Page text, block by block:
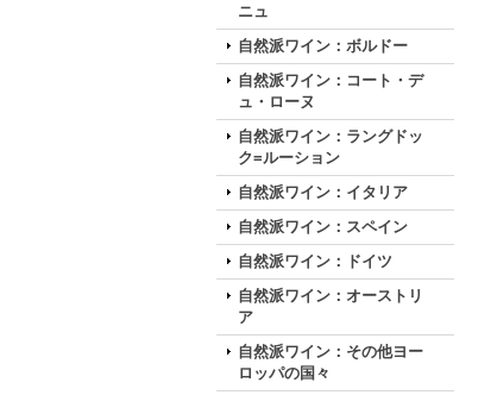
ニュ
自然派ワイン：ボルドー
自然派ワイン：コート・デ
ュ・ローヌ
自然派ワイン：ラングドッ
ク=ルーション
自然派ワイン：イタリア
自然派ワイン：スペイン
自然派ワイン：ドイツ
自然派ワイン：オーストリ
ア
自然派ワイン：その他ヨー
ロッパの国々